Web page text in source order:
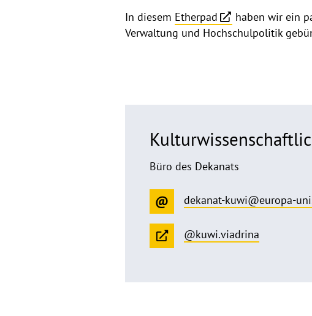
In diesem Etherpad
haben wir ein
Verwaltung und Hochschulpolitik
Büro des Dekanats
dekanat-kuwi@europa-
@kuwi.viadrina